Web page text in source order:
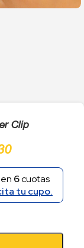
Clip
en 6cuotas
tu cupo.